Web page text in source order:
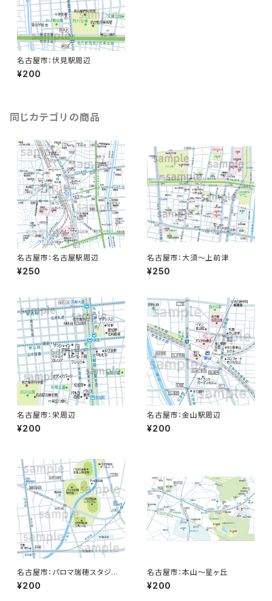
名古屋市：伏見駅周辺
¥200
同じカテゴリの商品
名古屋市：名古屋駅周辺
¥250
名古屋市：大須〜上前津
¥250
名古屋市：栄周辺
¥200
名古屋市：金山駅周辺
¥200
名古屋市：パロマ瑞穂スタジア
ム
¥200
名古屋市：本山〜星ヶ丘
¥200